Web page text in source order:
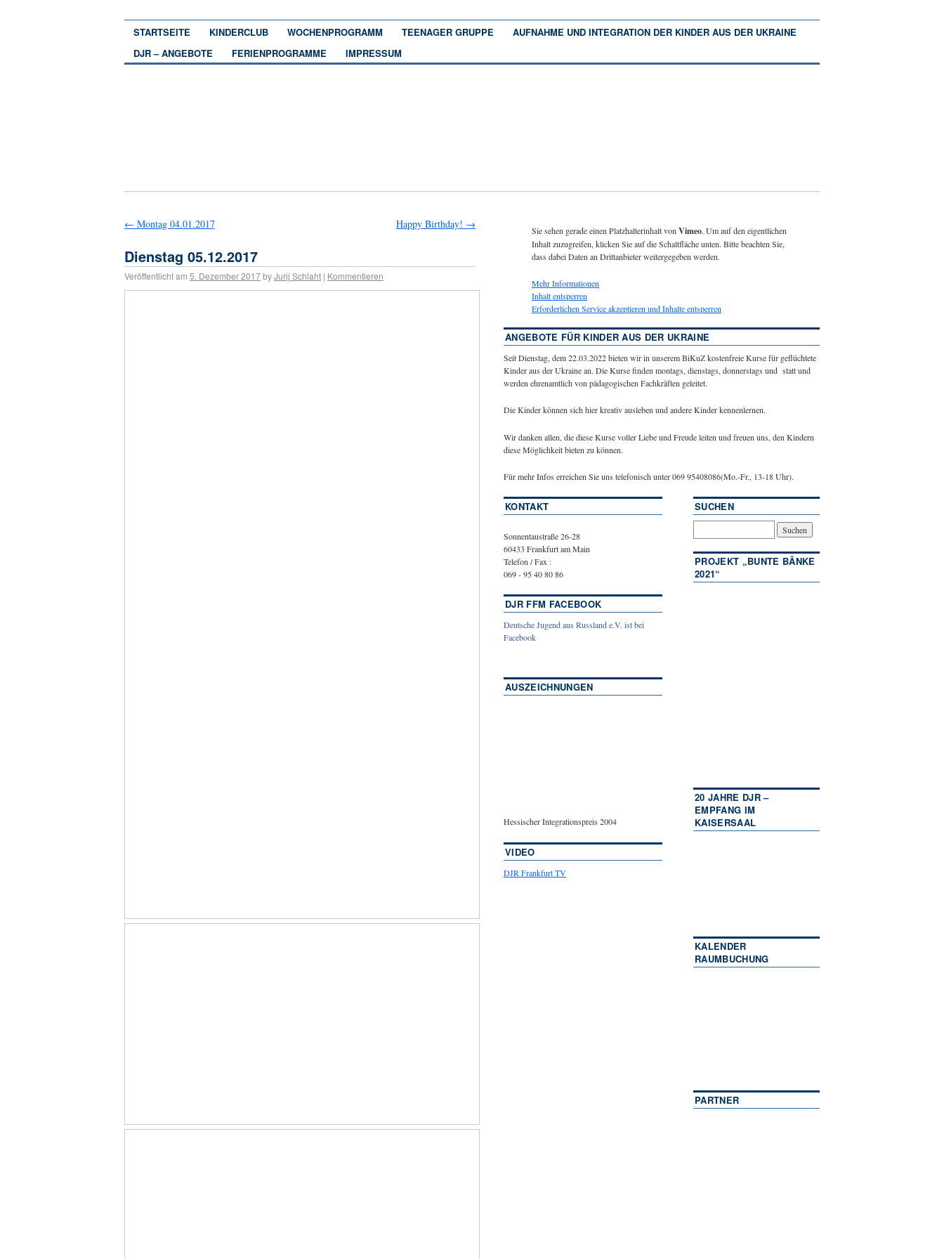
STARTSEITE KINDERCLUB WOCHENPROGRAMM TEENAGER GRUPPE
AUFNAHME UND INTEGRATION DER KINDER AUS DER UKRAINE
DJR – ANGEBOTE
FERIENPROGRAMME IMPRESSUM
← Montag 04.01.2017 Happy Birthday! →
Dienstag 05.12.2017
Veröffentlicht am 5. Dezember 2017byJurij Schlaht | Kommentieren
Sie sehen gerade einen Platzhalterinhalt von Vimeo. Um auf den eigentlichen
Inhalt zuzugreifen, klicken Sie auf die Schaltfläche unten. Bitte beachten Sie,
dass dabei Daten an Drittanbieter weitergegeben werden.
Mehr Informationen
Inhalt entsperren
Erforderlichen Service akzeptieren und Inhalte entsperren
ANGEBOTE FÜR KINDER AUS DER UKRAINE
Seit Dienstag, dem 22.03.2022 bieten wir in unserem BiKuZ kostenfreie Kurse für geflüchtete
Kinder aus der Ukraine an. Die Kurse finden montags, dienstags, donnerstags und statt und
werden ehrenamtlich von pädagogischen Fachkräften geleitet.
Die Kinder können sich hier kreativ ausleben und andere Kinder kennenlernen.
Wir danken allen, die diese Kurse voller Liebe und Freude leiten und freuen uns, den Kindern
diese Möglichkeit bieten zu können.
Für mehr Infos erreichen Sie uns telefonisch unter 069 95408086(Mo.-Fr., 13-18 Uhr).
KONTAKT
Sonnentaustraße 26-28
60433 Frankfurt am Main
Telefon / Fax :
069 - 95 40 80 86
DJR FFM FACEBOOK
Deutsche Jugend aus Russland e.V. ist bei
Facebook
AUSZEICHNUNGEN
Hessischer Integrationspreis 2004
VIDEO
DJR Frankfurt TV
SUCHEN
PROJEKT „BUNTE BÄNKE
2021“
20 JAHRE DJR –
EMPFANG IM
KAISERSAAL
KALENDER
RAUMBUCHUNG
PARTNER